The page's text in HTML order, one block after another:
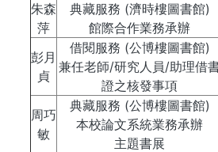
朱森
萍
典藏服務 (濟時樓圖書館)
館際合作業務承辦
彭月
貞
借閱服務 (公博樓圖書館)
兼任老師/研究人員/助理借
證之核發事項
周巧
敏
典藏服務 (公博樓圖書館)
本校論文系統業務承辦
主題書展